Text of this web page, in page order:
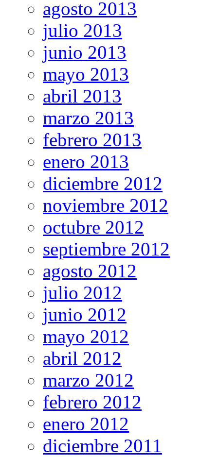
agosto 2013
julio 2013
junio 2013
mayo 2013
abril 2013
marzo 2013
febrero 2013
enero 2013
diciembre 2012
noviembre 2012
octubre 2012
septiembre 2012
agosto 2012
julio 2012
junio 2012
mayo 2012
abril 2012
marzo 2012
febrero 2012
enero 2012
diciembre 2011